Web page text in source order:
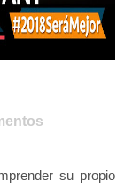
su propio